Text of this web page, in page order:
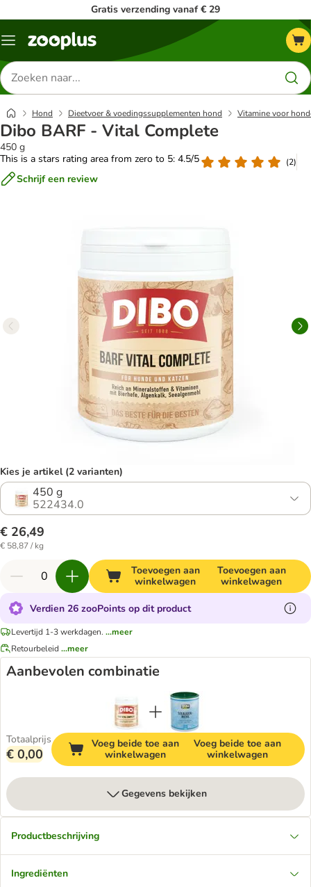
Gratis verzending vanaf € 29
Menu
Zoeken
naar
producten
Hond Dieetvoer & voedingssupplementen hond Vitamine voor
Dibo BARF - Vital Complete
450 g
This is a stars rating area from zero to 5: 4.5/5
(2)
Schrijf een review
Kies je artikel (2 varianten)
450 g
522434.0
€ 26,49
€ 58,87 / kg
Toevoegen aan
winkelwagen
Toevoegen aan
winkelwagen
Verdien 26 zooPoints op dit product
Levertijd 1-3 werkdagen. ...meer
Retourbeleid ...meer
Aanbevolen combinatie
Totaalprijs
€ 0,00
Voeg beide toe aan
winkelwagen
Voeg beide toe aan
winkelwagen
Gegevens bekijken
Productbeschrijving
Ingrediënten